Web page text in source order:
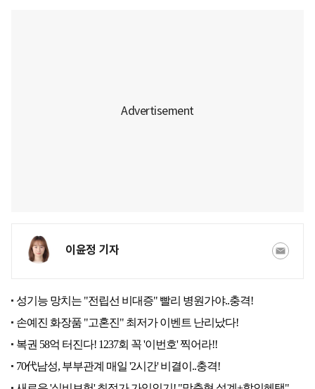
이윤정 기자